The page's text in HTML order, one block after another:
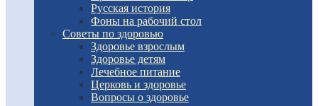
Русская история
Фоны на рабочий стол
Советы по здоровью
Здоровье взрослым
Здоровье детям
Лечебное питание
Церковь и здоровье
Вопросы о здоровье